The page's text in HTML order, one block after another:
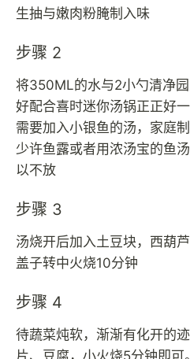
生抽与嫩肉粉腌制入味
步骤 2
将350ML的水与2小勺清净
好配合喜时迷你汤锅正正好
需要加入小银鱼的汤，家庭
少许鱼露或者用浓汤宝的鱼
以不放
步骤 3
汤烧开后加入土豆块，西葫
盖子转中火烧10分钟
步骤 4
待蔬菜炖软，渐渐有化开的
片、豆腐，小火烧5分钟即